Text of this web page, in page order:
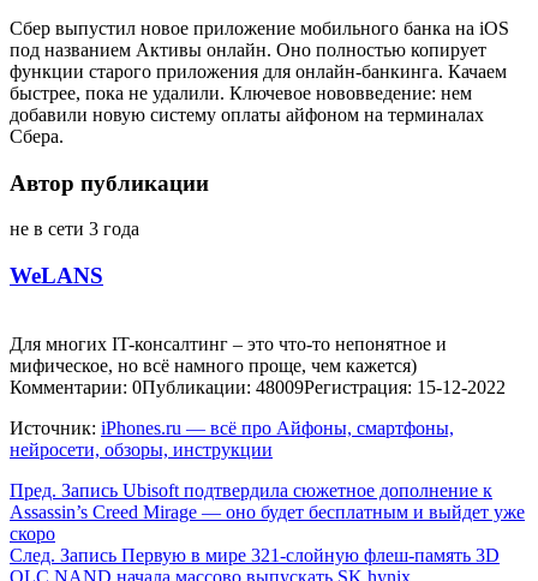
Сбер выпустил новое приложение мобильного банка на iOS
под названием Активы онлайн. Оно полностью копирует
функции старого приложения для онлайн-банкинга. Качаем
быстрее, пока не удалили. Ключевое нововведение: нем
добавили новую систему оплаты айфоном на терминалах
Сбера.
Автор публикации
не в сети 3 года
WeLANS
Для многих IT-консалтинг – это что-то непонятное и
мифическое, но всё намного проще, чем кажется)
Комментарии: 0Публикации: 48009Регистрация: 15-12-2022
Источник: iPhones.ru — всё про Айфоны, смартфоны,
нейросети, обзоры, инструкции
Пред. Запись Ubisoft подтвердила сюжетное дополнение к
Assassin’s Creed Mirage — оно будет бесплатным и выйдет уже
скоро
След. Запись Первую в мире 321-слойную флеш-память 3D
QLC NAND начала массово выпускать SK hynix